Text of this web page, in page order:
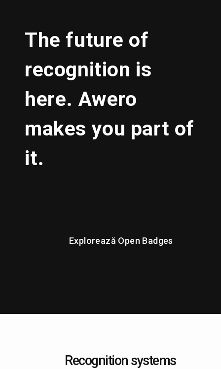
The future of
recognition is
here. Awero
makes you part of
it.
Explorează Open Badges
Recognition systems